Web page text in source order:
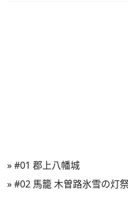
»#01 郡上八幡城
»#02 馬籠 木曽路氷雪の灯